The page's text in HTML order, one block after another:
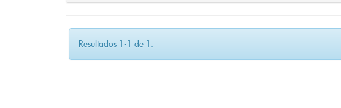
Resultados 1-1 de 1.